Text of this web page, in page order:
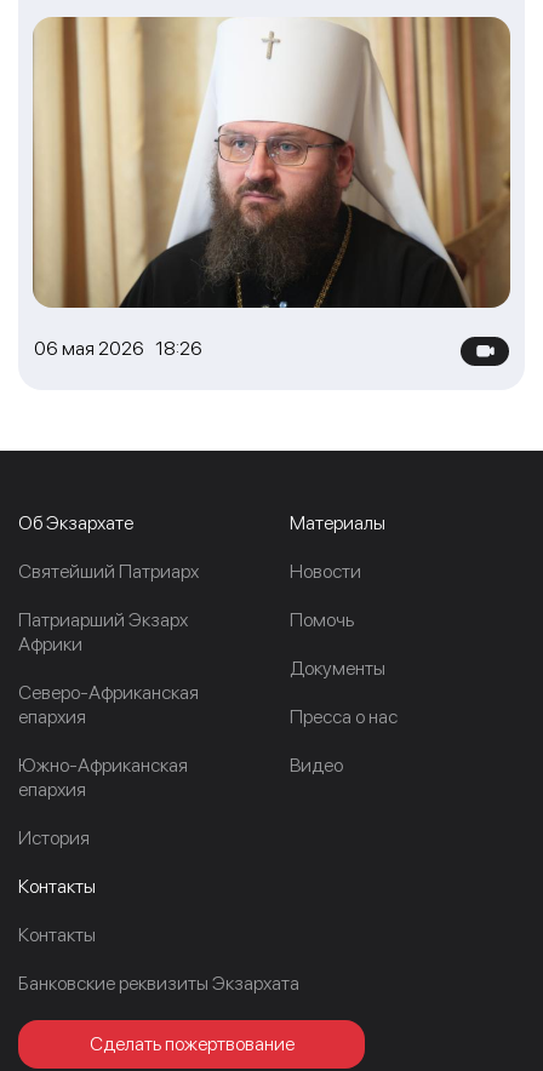
06 мая 2026 18:26
Об Экзархате
Cвятейший Патриарх
Патриарший Экзарх
Африки
Северо-Африканская
епархия
Южно-Африканская
епархия
История
Материалы
Новости
Помочь
Документы
Пресса о нас
Видео
Контакты
Контакты
Банковские реквизиты Экзархата
Сделать пожертвование